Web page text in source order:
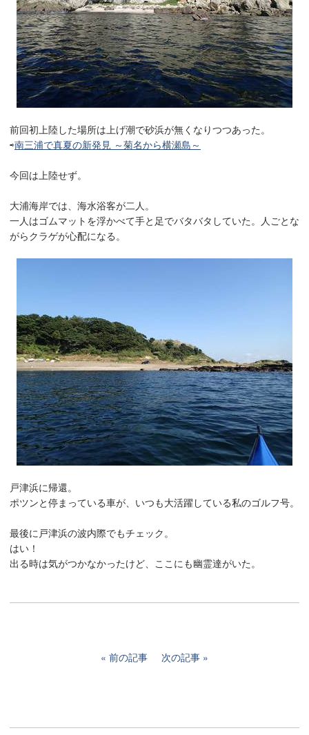
前回初上陸した場所は上げ潮で砂浜が無くなりつつあった。
⇨南三浦で真夏の新発見 ～菊名から横瀬島～
今回は上陸せず。
大浦海岸では、海水浴客が二人。
一人はゴムマットを浮かべて手と足でバタバタしていた。人ごとな
がらクラゲが心配になる。
戸津浜に帰還。
ポツンと停まっている車が、いつも大活躍している私のゴルフ号。
最後に戸津浜の波内際でもチェック。
はい！
出る時は気がつかなかったけど、ここにも幽霊達がいた。
前の記事 次の記事